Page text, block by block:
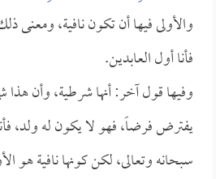
والأولى فيها أن تكون نافية، ومعنى
فأنا أول العابدين.
وفيها قول آخر: أنها شرطية، وأن هذا
يفترض فرضاً، فهو لا يكون له ولد،
سبحانه وتعالى، لكن كونها نافية هو